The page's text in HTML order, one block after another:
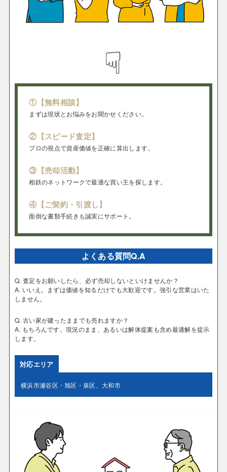
☟
①【無料相談】
まずは現状とお悩みをお聞かせください。
②【スピード査定】
プロの視点で資産価値を正確に算出します。
③【売却活動】
相鉄のネットワークで最適な買い主を探します。
④【ご契約・引渡し】
面倒な書類手続きも誠実にサポート。
よくある質問Q.A
Q. 査定をお願いしたら、必ず売却しないといけませんか？
A. いいえ。まずは価値を知るだけでも大歓迎です。強引な営業はいた
しません。
Q. 古い家が建ったままでも売れますか？
A. もちろんです。現況のまま、あるいは解体提案も含め最適解を提示
します。
対応エリア
横浜市瀬谷区・旭区・泉区、大和市